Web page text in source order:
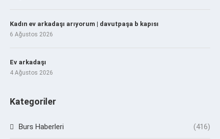
Kadın ev arkadaşı arıyorum | davutpaşa b kapısı
6 Ağustos 2026
Ev arkadaşı
4 Ağustos 2026
Kategoriler
Burs Haberleri (416)